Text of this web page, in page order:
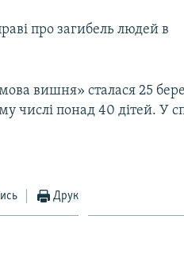
про загибель людей в
вишня» сталася 25
числі понад 40 дітей. У
Друк